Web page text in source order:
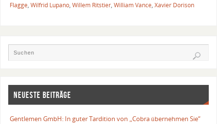
Flagge, Wilfrid Lupano, Willem Ritstier, William Vance, Xavier Dorison
NEUESTE BEITRÄGE
Gentlemen GmbH: In guter Tardition von „Cobra übernehmen Sie“